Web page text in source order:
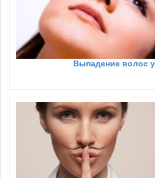
Выпадение волос